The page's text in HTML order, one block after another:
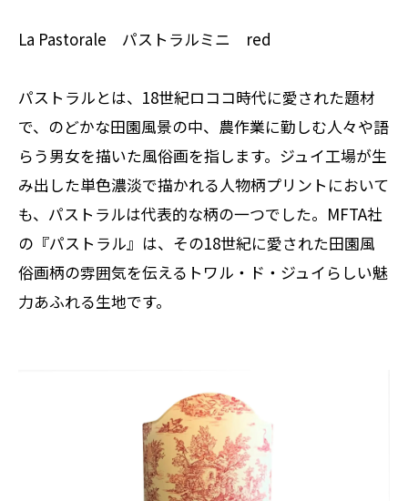
La Pastorale パストラルミニ red
パストラルとは、18世紀ロココ時代に愛された題材
で、のどかな田園風景の中、農作業に勤しむ人々や語
らう男女を描いた風俗画を指します。ジュイ工場が生
み出した単色濃淡で描かれる人物柄プリントにおいて
も、パストラルは代表的な柄の一つでした。MFTA社
の『パストラル』は、その18世紀に愛された田園風
俗画柄の雰囲気を伝えるトワル・ド・ジュイらしい魅
力あふれる生地です。